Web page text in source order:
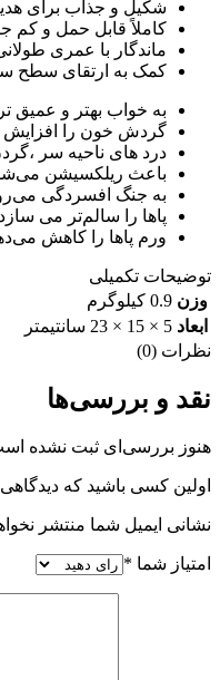
شکیل و جذاب برای
کاملاً قابل حمل و کم
ماندگار با عمری
کمک به ارتقای سطح
به خواب بهتر و عمیق
گردش خون را
درد های ناحیه سر
باعث ریلکسیشن
به جنگ افسردگی
پاها را سالم‌تر می
ورم پاها را کاهش
توضیحات تکمیلی
وزن 0.9 کیلوگرم
ابعاد 5 × 15 × 23 سانتیمتر
نظرات (0)
نقد و بررسی‌ها
هنوز بررسی‌ای ثبت نشده
اولین کسی باشید که
نشانی ایمیل شما منتشر
امتیاز شما *